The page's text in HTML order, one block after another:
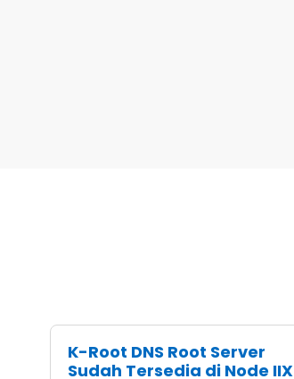
K-Root DNS Root Server
Sudah Tersedia di Node IIX